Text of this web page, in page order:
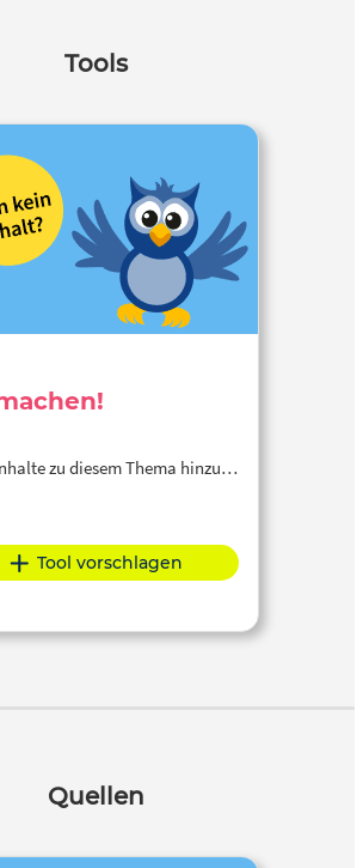
Tools
zu diesem Thema hinzu…
Tool vorschlagen
Quellen